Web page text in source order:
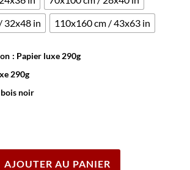
32x48 in
110x160 cm / 43x63 in
: Papier luxe 290g
290g
noir
AJOUTER AU PANIER